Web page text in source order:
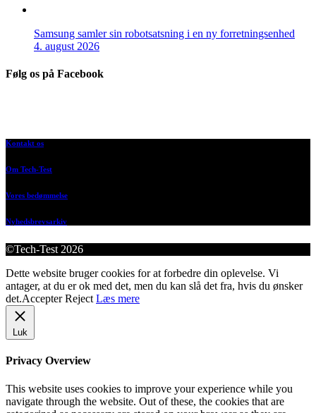
Samsung samler sin robotsatsning i en ny forretningsenhed
4. august 2026
Følg os på Facebook
Kontakt os
Om Tech-Test
Vores bedømmelse
Nyhedsbrevsarkiv
©Tech-Test 2026
Dette website bruger cookies for at forbedre din oplevelse. Vi
antager, at du er ok med det, men du kan slå det fra, hvis du ønsker
det.Accepter Reject Læs mere
Luk
Privacy Overview
This website uses cookies to improve your experience while you
navigate through the website. Out of these, the cookies that are